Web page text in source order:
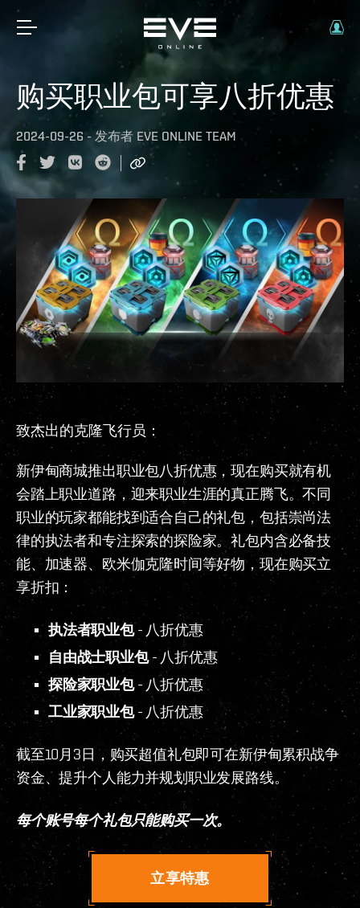
购买职业包可享八折优惠
2024-09-26 - 发布者 EVE ONLINE TEAM
致杰出的克隆飞行员：
新伊甸商城推出职业包八折优惠，现在购买就有机
会踏上职业道路，迎来职业生涯的真正腾飞。不同
职业的玩家都能找到适合自己的礼包，包括崇尚法
律的执法者和专注探索的探险家。礼包内含必备技
能、加速器、欧米伽克隆时间等好物，现在购买立
享折扣：
执法者职业包- 八折优惠
自由战士职业包- 八折优惠
探险家职业包- 八折优惠
工业家职业包- 八折优惠
截至10月3日，购买超值礼包即可在新伊甸累积战争
资金、提升个人能力并规划职业发展路线。
每个账号每个礼包只能购买一次。
立享特惠